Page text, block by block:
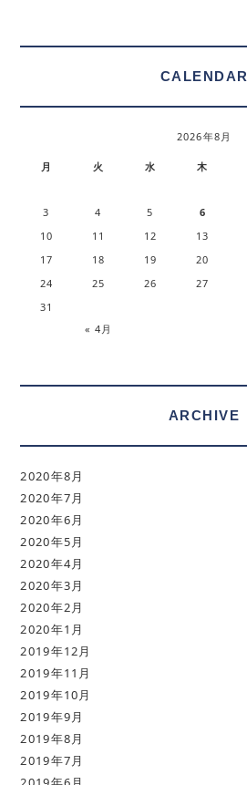
CALENDAR
2026年8月
月 火 水 木
« 4月
3
4 5 6
10
11 12 13
17
18 19 20
24
25 26 27
31
ARCHIVE
2020年8月
2020年7月
2020年6月
2020年5月
2020年4月
2020年3月
2020年2月
2020年1月
2019年12月
2019年11月
2019年10月
2019年9月
2019年8月
2019年7月